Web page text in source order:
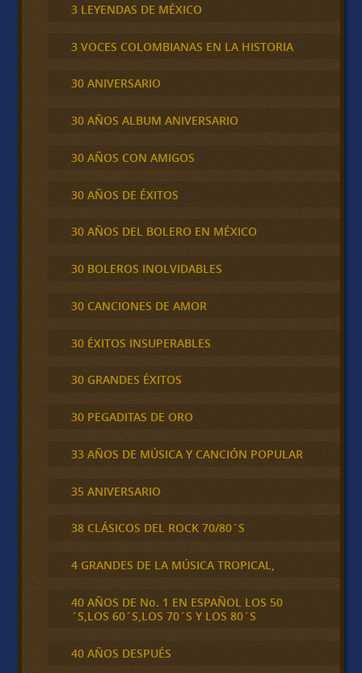
3 LEYENDAS DE MÉXICO
3 VOCES COLOMBIANAS EN LA HISTORIA
30 ANIVERSARIO
30 AÑOS ALBUM ANIVERSARIO
30 AÑOS CON AMIGOS
30 AÑOS DE ÉXITOS
30 AÑOS DEL BOLERO EN MÉXICO
30 BOLEROS INOLVIDABLES
30 CANCIONES DE AMOR
30 ÉXITOS INSUPERABLES
30 GRANDES ÉXITOS
30 PEGADITAS DE ORO
33 AÑOS DE MÚSICA Y CANCIÓN POPULAR
35 ANIVERSARIO
38 CLÁSICOS DEL ROCK 70/80´S
4 GRANDES DE LA MÚSICA TROPICAL,
40 AÑOS DE No. 1 EN ESPAÑOL LOS 50
´S,LOS 60´S,LOS 70´S Y LOS 80´S
40 AÑOS DESPUÉS